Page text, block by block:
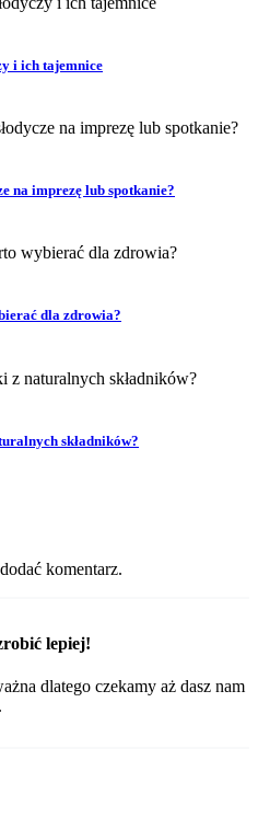
i ich tajemnice
na imprezę lub spotkanie?
dla zdrowia?
składników?
komentarz.
lepiej!
dlatego czekamy aż dasz nam